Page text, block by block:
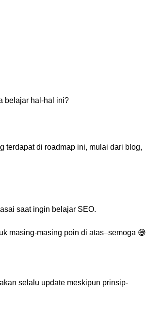
belajar hal-hal ini?
terdapat di roadmap ini, mulai dari blog,
saat ingin belajar SEO.
masing-masing poin di atas–semoga 😅
selalu update meskipun prinsip-